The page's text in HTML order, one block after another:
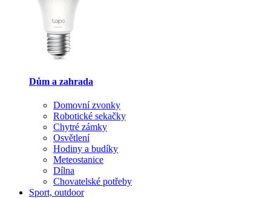
Dům a zahrada
Domovní zvonky
Robotické sekačky
Chytré zámky
Osvětlení
Hodiny a budíky
Meteostanice
Dílna
Chovatelské potřeby
Sport, outdoor